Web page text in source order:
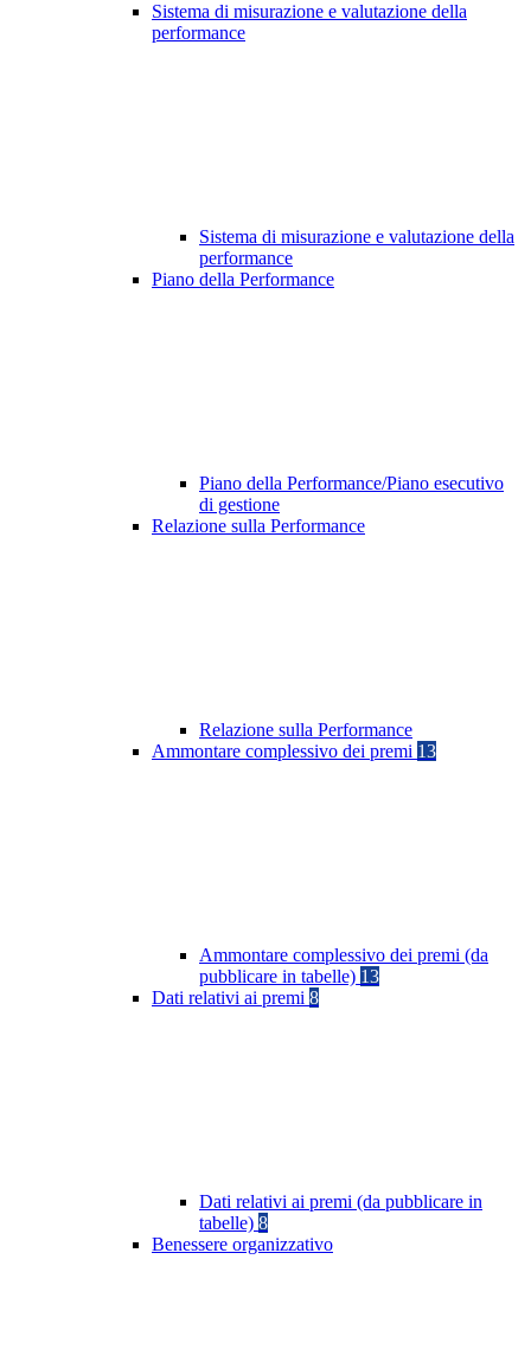
Sistema di misurazione e valutazione della
performance
Sistema di misurazione e valutazione della
performance
Piano della Performance
Piano della Performance/Piano esecutivo
di gestione
Relazione sulla Performance
Relazione sulla Performance
Ammontare complessivo dei premi 13
Ammontare complessivo dei premi (da
pubblicare in tabelle) 13
Dati relativi ai premi 8
Dati relativi ai premi (da pubblicare in
tabelle) 8
Benessere organizzativo